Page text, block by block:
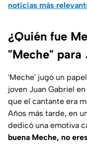
noticias más
¿Quién fue
"Meche" para
'Meche' jugó un
joven Juan Gabriel
que el cantante era
Años más tarde, en
dedicó una emotiva
buena Meche, no